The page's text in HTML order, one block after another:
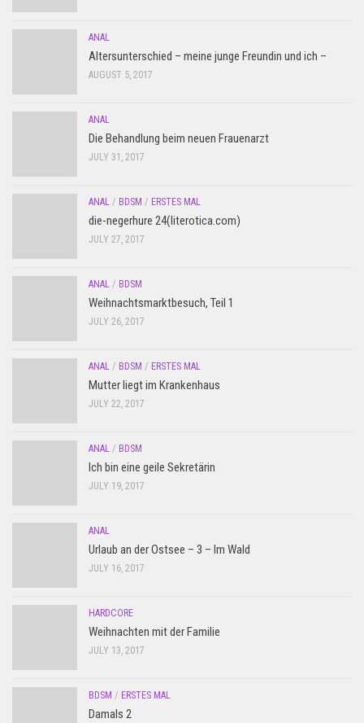
ANAL
Altersunterschied – meine junge Freundin und ich –
AUGUST 5, 2017
ANAL
Die Behandlung beim neuen Frauenarzt
JULY 31, 2017
ANAL / BDSM / ERSTES MAL
die-negerhure 24(literotica.com)
JULY 27, 2017
ANAL / BDSM
Weihnachtsmarktbesuch, Teil 1
JULY 26, 2017
ANAL / BDSM / ERSTES MAL
Mutter liegt im Krankenhaus
JULY 22, 2017
ANAL / BDSM
Ich bin eine geile Sekretärin
JULY 19, 2017
ANAL
Urlaub an der Ostsee – 3 – Im Wald
JULY 16, 2017
HARDCORE
Weihnachten mit der Familie
JULY 13, 2017
BDSM / ERSTES MAL
Damals 2